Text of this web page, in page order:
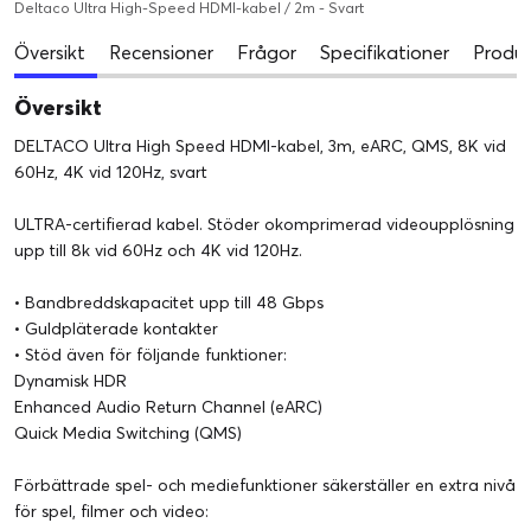
Deltaco Ultra High-Speed HDMI-kabel / 2m - Svart
Översikt Recensioner Frågor Specifikationer
Översikt
DELTACO Ultra High Speed HDMI-kabel, 3m, eARC, QMS, 8K vid
60Hz, 4K vid 120Hz, svart
ULTRA-certifierad kabel. Stöder okomprimerad videoupplösning
upp till 8k vid 60Hz och 4K vid 120Hz.
• Bandbreddskapacitet upp till 48 Gbps
• Guldpläterade kontakter
• Stöd även för följande funktioner:
Dynamisk HDR
Enhanced Audio Return Channel (eARC)
Quick Media Switching (QMS)
Förbättrade spel- och mediefunktioner säkerställer en extra nivå
för spel, filmer och video: